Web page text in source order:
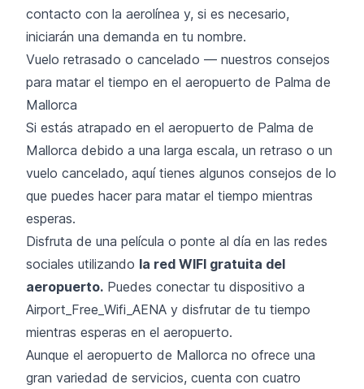
contacto con la aerolínea y, si es necesario,
iniciarán una demanda en tu nombre.
Vuelo retrasado o cancelado — nuestros consejos
para matar el tiempo en el aeropuerto de Palma de
Mallorca
Si estás atrapado en el aeropuerto de Palma de
Mallorca debido a una larga escala, un retraso o un
vuelo cancelado, aquí tienes algunos consejos de lo
que puedes hacer para matar el tiempo mientras
esperas.
Disfruta de una película o ponte al día en las redes
sociales utilizando la red WIFI gratuita del
aeropuerto. Puedes conectar tu dispositivo a
Airport_Free_Wifi_AENA y disfrutar de tu tiempo
mientras esperas en el aeropuerto.
Aunque el aeropuerto de Mallorca no ofrece una
gran variedad de servicios, cuenta con cuatro